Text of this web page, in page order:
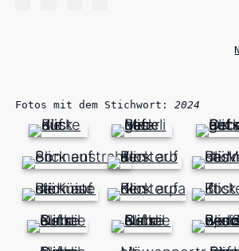
Fotos mit dem Stichwort:2024